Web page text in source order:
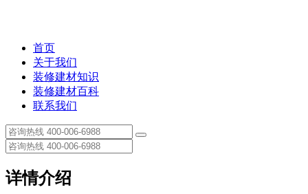
首页
关于我们
装修建材知识
装修建材百科
联系我们
详情介绍